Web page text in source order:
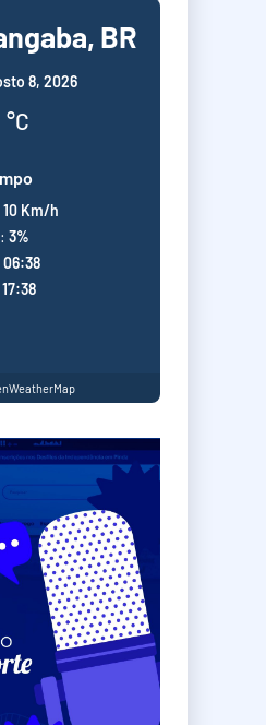
BR
8, 2026
°C
10 Km/h
3%
06:38
17:38